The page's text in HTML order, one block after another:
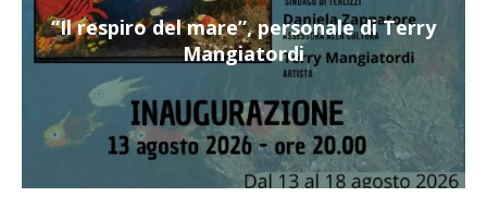
“Il respiro del mare”, personale di Terry
Mangiatordi